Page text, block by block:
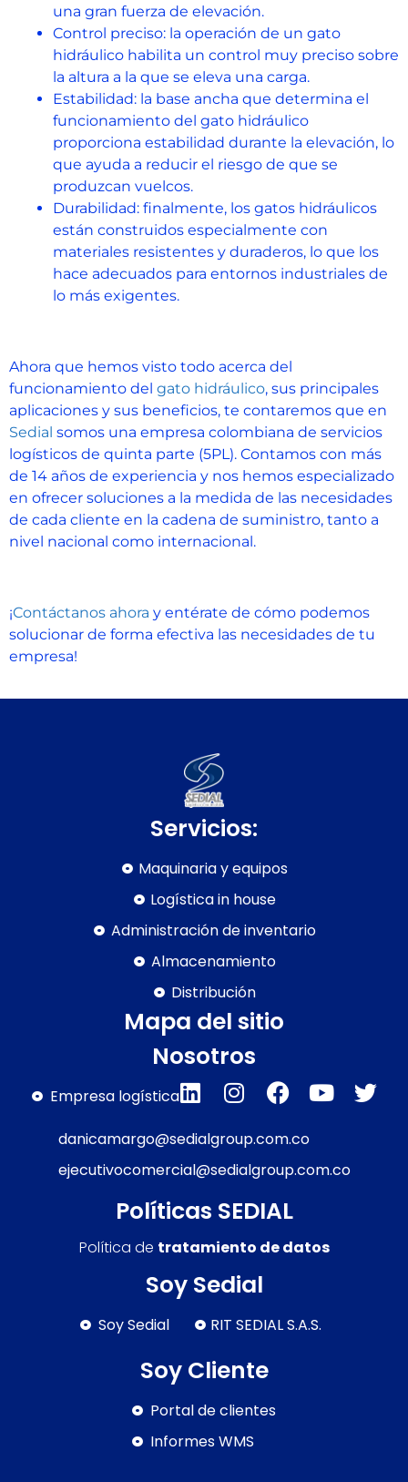
una gran fuerza de elevación.
Control preciso: la operación de un gato
hidráulico habilita un control muy preciso sobre
la altura a la que se eleva una carga.
Estabilidad: la base ancha que determina el
funcionamiento del gato hidráulico
proporciona estabilidad durante la elevación, lo
que ayuda a reducir el riesgo de que se
produzcan vuelcos.
Durabilidad: finalmente, los gatos hidráulicos
están construidos especialmente con
materiales resistentes y duraderos, lo que los
hace adecuados para entornos industriales de
lo más exigentes.
Ahora que hemos visto todo acerca del
funcionamiento del gato hidráulico, sus principales
aplicaciones y sus beneficios, te contaremos que en
Sedial somos una empresa colombiana de servicios
logísticos de quinta parte (5PL). Contamos con más
de 14 años de experiencia y nos hemos especializado
en ofrecer soluciones a la medida de las necesidades
de cada cliente en la cadena de suministro, tanto a
nivel nacional como internacional.
¡Contáctanos ahora y entérate de cómo podemos
solucionar de forma efectiva las necesidades de tu
empresa!
Servicios:
Maquinaria y equipos
Logística in house
Administración de inventario
Almacenamiento
Distribución
Mapa del sitio
Nosotros
Empresa logística
danicamargo@sedialgroup.com.co
ejecutivocomercial@sedialgroup.com.co
Políticas SEDIAL
Política de tratamiento de datos
Soy Sedial
Soy Sedial RIT SEDIAL S.A.S.
Soy Cliente
Portal de clientes
Informes WMS